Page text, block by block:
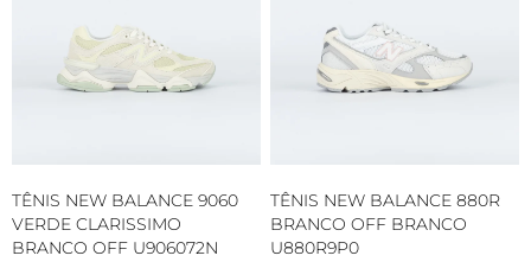
TÊNIS NEW BALANCE 9060
VERDE CLARISSIMO
BRANCO OFF U906072N
TÊNIS NEW BALANCE 880R
BRANCO OFF BRANCO
U880R9P0